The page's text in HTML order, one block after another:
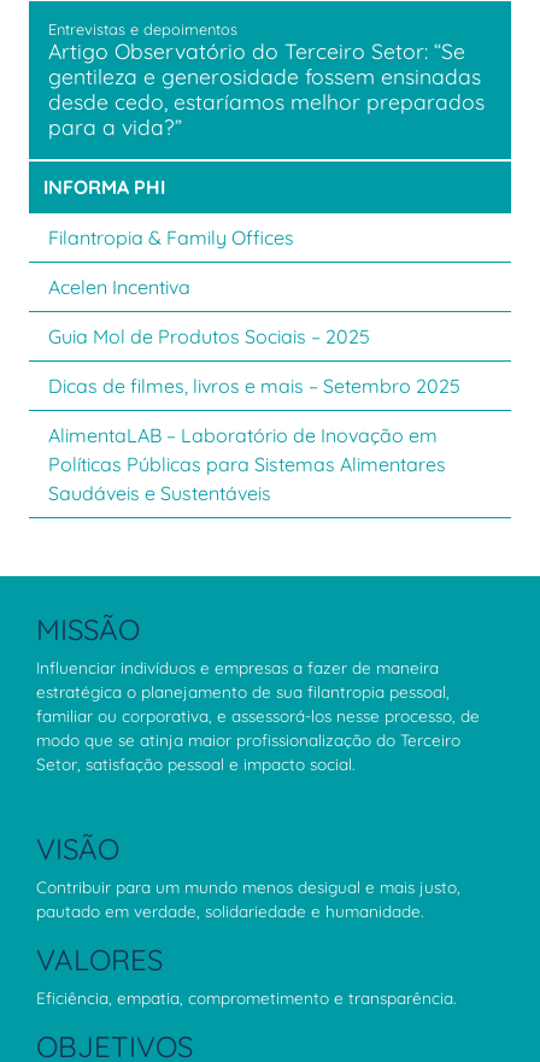
Entrevistas e depoimentos
Artigo Observatório do Terceiro Setor: “Se
gentileza e generosidade fossem ensinadas
desde cedo, estaríamos melhor preparados
para a vida?”
INFORMA PHI
Filantropia & Family Offices
Acelen Incentiva
Guia Mol de Produtos Sociais – 2025
Dicas de filmes, livros e mais – Setembro 2025
AlimentaLAB – Laboratório de Inovação em
Políticas Públicas para Sistemas Alimentares
Saudáveis e Sustentáveis
MISSÃO
Influenciar indivíduos e empresas a fazer de maneira
estratégica o planejamento de sua filantropia pessoal,
familiar ou corporativa, e assessorá-los nesse processo, de
modo que se atinja maior profissionalização do Terceiro
Setor, satisfação pessoal e impacto social.
VISÃO
Contribuir para um mundo menos desigual e mais justo,
pautado em verdade, solidariedade e humanidade.
VALORES
Eficiência, empatia, comprometimento e transparência.
OBJETIVOS